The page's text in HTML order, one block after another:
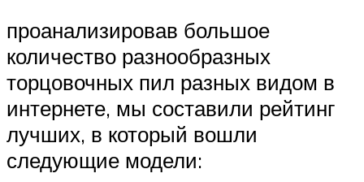
проанализировав большое
количество разнообразных
торцовочных пил разных видом в
интернете, мы составили рейтинг
лучших, в который вошли
следующие модели: